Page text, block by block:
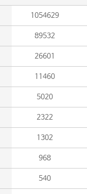
1054629
89532
26601
11460
5020
2322
1302
968
540